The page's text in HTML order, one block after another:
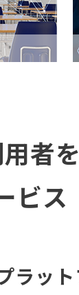
者
ビス
ラッ